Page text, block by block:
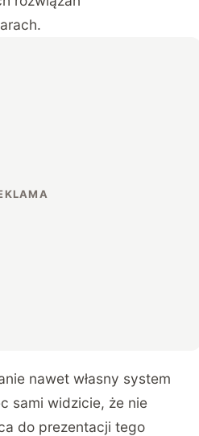
nawet własny system
sami widzicie, że nie
do prezentacji tego